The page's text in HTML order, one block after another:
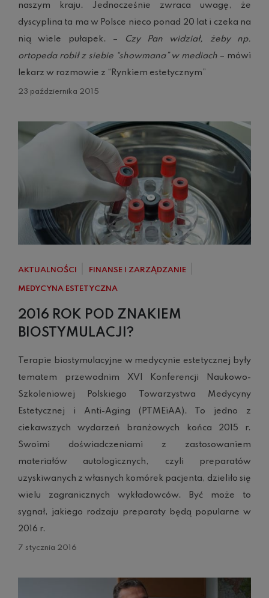
23 października 2015
naszym kraju. Jednocześnie zwraca uwagę, że
dyscyplina ta ma w Polsce nieco ponad 20 lat i czeka na
nią wiele pułapek. –
Czy Pan widział, żeby np.
ortopeda robił z siebie “showmana” w mediach – mówi
lekarz w rozmowie z “Rynkiem estetycznym”
AKTUALNOŚCI FINANSE I ZARZĄDZANIE
MEDYCYNA ESTETYCZNA
2016 ROK POD ZNAKIEM
BIOSTYMULACJI?
7 stycznia 2016
Terapie biostymulacyjne w medycynie estetycznej były
tematem przewodnim XVI Konferencji Naukowo-
Szkoleniowej Polskiego Towarzystwa Medycyny
Estetycznej i Anti-Aging (PTMEiAA). To jedno z
ciekawszych wydarzeń branżowych końca 2015 r.
Swoimi doświadczeniami z zastosowaniem
materiałów autologicznych, czyli preparatów
uzyskiwanych z własnych komórek pacjenta, dzieliło się
wielu zagranicznych wykładowców. Być może to
sygnał, jakiego rodzaju preparaty będą popularne w
2016 r.